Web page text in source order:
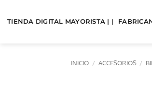
TIENDA DIGITAL MAYORISTA | |
INICIO / ACCESORIOS /